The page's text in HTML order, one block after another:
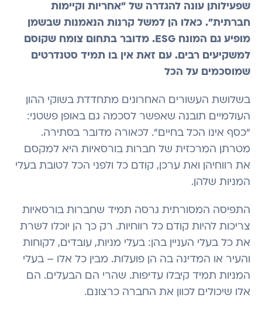
שפעילותן עונה להגדרה של "אחריות וקיימות
חברתית". כאלו הן למשל קרנות הנאמנות שבשמן
מופיע גם המונח ESG. מדובר בתחום צומח שקוסם
למשקיעים רבים. עם זאת אין בו תמיד סטנדרטים
שמוסכמים על הכל
בשלושת העשורים האחרונים מתחדדת בשוקי ההון
העולמיים תובנה שאפשר לסכמה גם באופן פשטני:
"כסף אינו הכל בחיים". לכאורה מדובר בסתירה.
מטרתן המרכזית של חברות בורסאיות היא למקסם
את רווחיהן ואת ערכן, קודם כל ולפני הכל לטובת בעלי
המניות שלהן.
התפיסה המסורתית גרסה תמיד שחברות בורסאיות
צריכות להיות קודם כל רווחיות. רק כך הן יוכלו לשרת
את כל בעלי העניין בהן: בעלי מניות, עובדים, לקוחות
והעיר או המדינה בה הן פועלות. מבין כל אלו – בעלי
המניות תמיד קיבלו עדיפות. שהרי הם הבעלים. הם
אלו שיכולים לכוון את החברה כרצונם.